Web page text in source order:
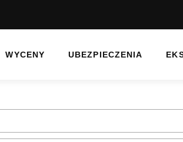
WYCENY UBEZPIECZENIA